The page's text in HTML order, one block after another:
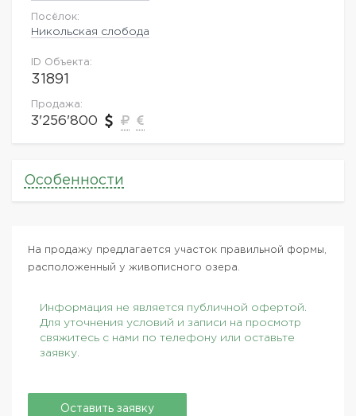
Посёлок:
Никольская слобода
ID Объекта:
31891
Продажа:
3'256'800
Особенности
На продажу предлагается участок правильной формы,
расположенный у живописного озера.
Информация не является публичной офертой.
Для уточнения условий и записи на просмотр
свяжитесь с нами по телефону или оставьте
заявку.
Оставить заявку